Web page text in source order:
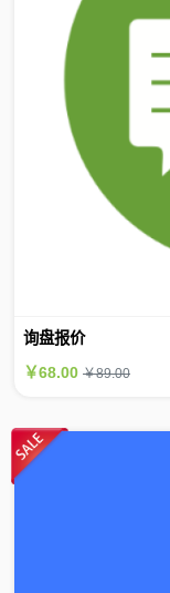
询盘报价
￥68.00 ￥89.00